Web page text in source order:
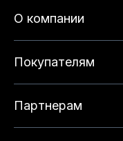
О компании
Покупателям
Партнерам